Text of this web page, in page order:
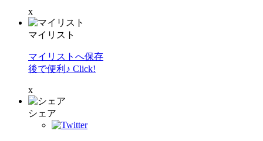
x
マイリスト
マイリストへ保存
後で便利♪ Click!
x
シェア